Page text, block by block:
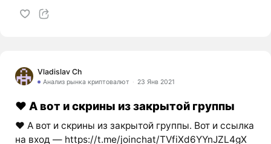
Vladislav Ch
Анализ рынка криптовалют 23 Янв 2021
❤️ А вот и скрины из закрытой группы
❤️ А вот и скрины из закрытой группы. Вот и ссылка
на вход — https://t.me/joinchat/TVfiXd6YYnJZL4gX